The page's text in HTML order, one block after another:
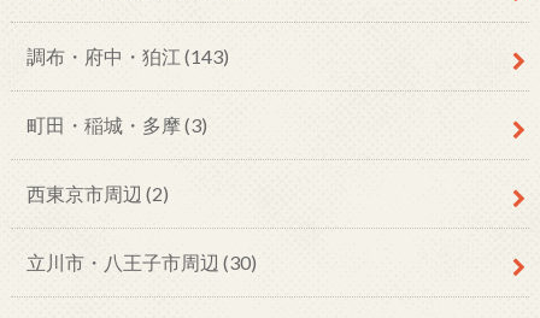
調布・府中・狛江 (143)
町田・稲城・多摩(3)
西東京市周辺 (2)
立川市・八王子市周辺 (30)